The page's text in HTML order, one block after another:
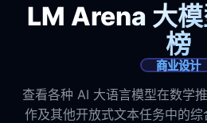
LM Arena 大
榜
商业设计
查看各种 AI 大语言模型在数学
作及其他开放式文本任务中的